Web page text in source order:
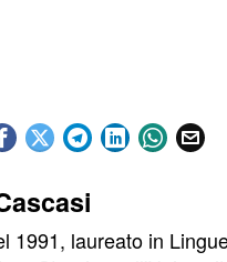
1991, laureato in